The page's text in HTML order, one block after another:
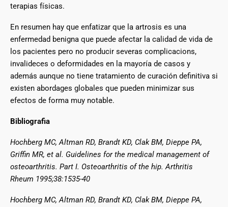
terapias físicas.
En resumen hay que enfatizar que la artrosis es una
enfermedad benigna que puede afectar la calidad de vida de
los pacientes pero no producir severas complicacions,
invalideces o deformidades en la mayoría de casos y
además aunque no tiene tratamiento de curación definitiva si
existen abordages globales que pueden minimizar sus
efectos de forma muy notable.
Bibliografia
Hochberg MC, Altman RD, Brandt KD, Clak BM, Dieppe PA,
Griffin MR, et al. Guidelines for the medical management of
osteoarthritis. Part I. Osteoarthritis of the hip. Arthritis
Rheum 1995;38:1535-40
Hochberg MC, Altman RD, Brandt KD, Clak BM, Dieppe PA,